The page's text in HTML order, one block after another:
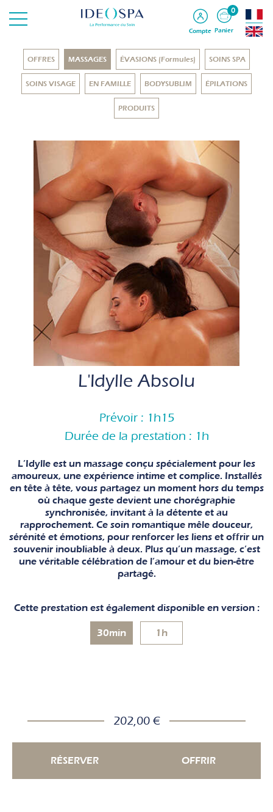
Compte
0
Panier
OFFRES MASSAGES ÉVASIONS (Formules) SOINS SPA
SOINS VISAGE EN FAMILLE BODYSUBLIM ÉPILATIONS
PRODUITS
L'Idylle Absolu
Prévoir : 1h15
Durée de la prestation : 1h
L’Idylle est un massage conçu spécialement pour les
amoureux, une expérience intime et complice. Installés
en tête à tête, vous partagez un moment hors du temps
où chaque geste devient une chorégraphie
synchronisée, invitant à la détente et au
rapprochement. Ce soin romantique mêle douceur,
sérénité et émotions, pour renforcer les liens et offrir un
souvenir inoubliable à deux. Plus qu’un massage, c’est
une véritable célébration de l’amour et du bien-être
partagé.
Cette prestation est également disponible en version :
30min 1h
RÉSERVER OFFRIR
202,00 €